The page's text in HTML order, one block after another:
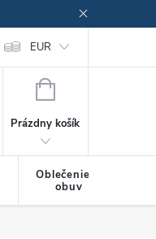
EUR
NÁKUPNÝ
Prázdny košík
Oblečenie &
obuv